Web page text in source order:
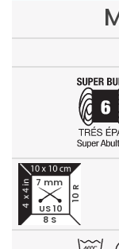
8 S
10 R
7 mm
US 10